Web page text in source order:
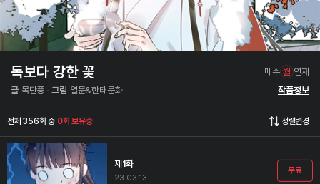
매주 월 연재
독보다 강한 꽃
글 목단풍 그림 열문&한태문화 작품정보
전체 356화 중 0화 보유중 정렬변경
제1화
23.03.13
무료